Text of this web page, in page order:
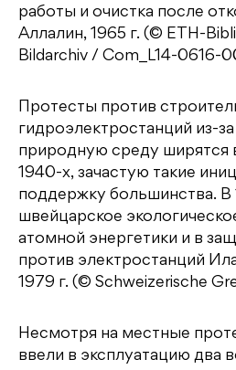
работы и очистка после
Аллалин, 1965 г. (© ETH-
Bildarchiv / Com_L14-0616-
Протесты против
гидроэлектростанций из-за
природную среду ширятся
1940-х, зачастую такие
поддержку большинства. В
швейцарское
атомной энергетики и в
против электростанций
1979 г. (© Schweizerische
Несмотря на местные
ввели в эксплуатацию два